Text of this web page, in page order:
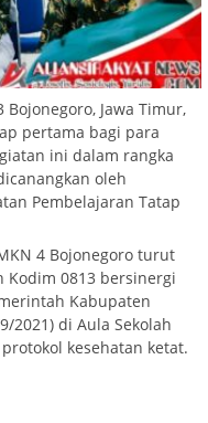
Bojonegoro, Jawa Timur,
pertama bagi para
ini dalam rangka
oleh
Pembelajaran Tatap
4 Bojonegoro turut
Kodim 0813 bersinergi
Kabupaten
2021) di Aula Sekolah
kesehatan ketat.